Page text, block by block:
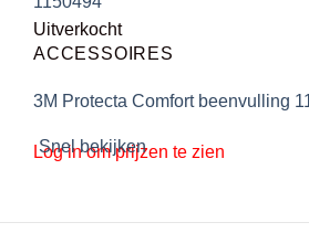
Snel bekijken
Uitverkocht
ACCESSOIRES
3M Protecta Comfort beenvulling
Log in om prijzen te zien